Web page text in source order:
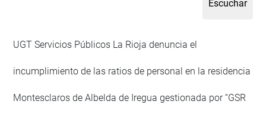
UGT Servicios Públicos La Rioja denuncia el
incumplimiento de las ratios de personal en la residencia
Montesclaros de Albelda de Iregua gestionada por “GSR